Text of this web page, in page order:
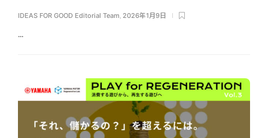
IDEAS FOR GOOD Editorial Team 2026年1月9日
...